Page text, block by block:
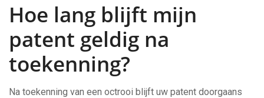
Hoe lang blijft mijn
patent geldig na
toekenning?
Na toekenning van een octrooi blijft uw patent doorgaans